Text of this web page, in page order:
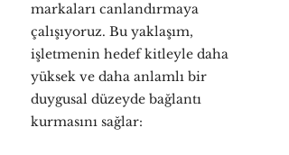
markaları canlandırmaya
çalışıyoruz. Bu yaklaşım,
işletmenin hedef kitleyle daha
yüksek ve daha anlamlı bir
duygusal düzeyde bağlantı
kurmasını sağlar: